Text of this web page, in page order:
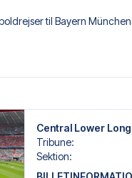
til Bayern
hotel til enhver smag og
kan du se i hvilken
og/eller mad og
dine rejsedokumenter.
håndplukkede hoteller i
til charmerende
Central Lower
Tribune:
Sektion: